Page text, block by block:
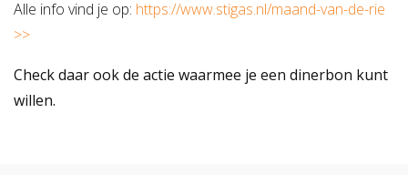
Alle info vind je op: https://www.stigas.nl/maand-van-de-rie
>>
Check daar ook de actie waarmee je een dinerbon kunt
willen.